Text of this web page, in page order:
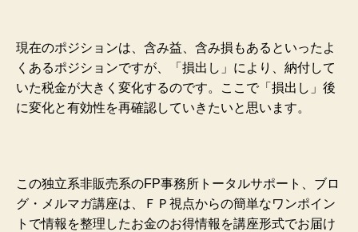
現在のポジションは、含み益、含み損もあるといったよ
くあるポジションですが、「損出し」により、納付して
いた税金が大きく変化するのです。ここで「損出し」後
に変化と有効性を再確認していきたいと思います。
この独立系非販売系のFP事務所トータルサポート、ブロ
グ・メルマガ講座は、ＦＰ視点からの簡単なワンポイン
トで情報を整理したお金のお得情報を講座形式でお届け